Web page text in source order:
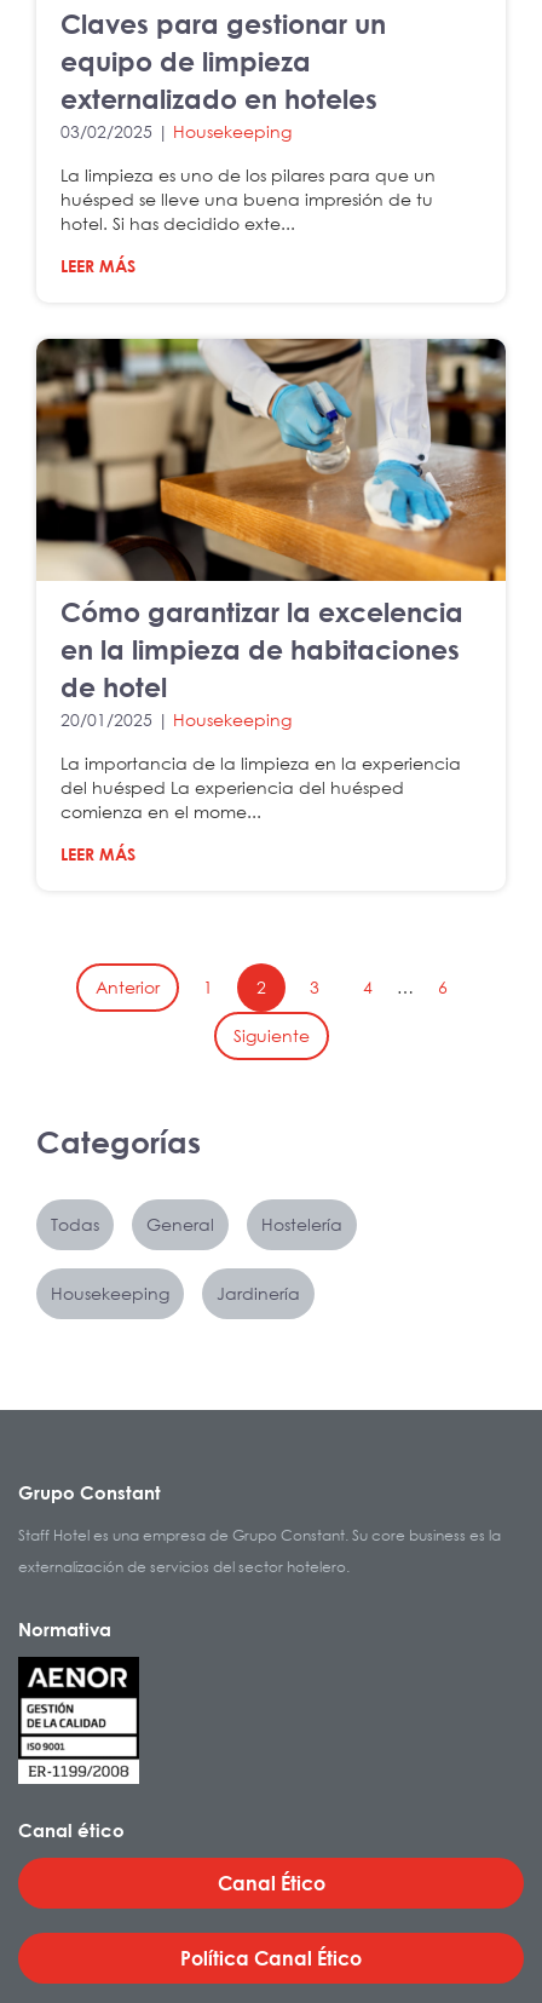
Claves para gestionar un
equipo de limpieza
externalizado en hoteles
03/02/2025 | Housekeeping
La limpieza es uno de los pilares para que un
huésped se lleve una buena impresión de tu
hotel. Si has decidido exte...
LEER MÁS
Cómo garantizar la excelencia
en la limpieza de habitaciones
de hotel
20/01/2025 | Housekeeping
La importancia de la limpieza en la experiencia
del huésped La experiencia del huésped
comienza en el mome...
LEER MÁS
Anterior 1 2 3 4 … 6
Siguiente
Categorías
Todas General Hostelería
Housekeeping Jardinería
Grupo Constant
Staff Hotel es una empresa de Grupo Constant. Su core business es la
externalización de servicios del sector hotelero.
Normativa
Canal ético
Canal Ético
Política Canal Ético